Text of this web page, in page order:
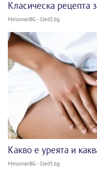
Класическа рецепта
MelomanBG - Sled5.bg
Какво е уреята и
MelomanBG - Sled5.bg